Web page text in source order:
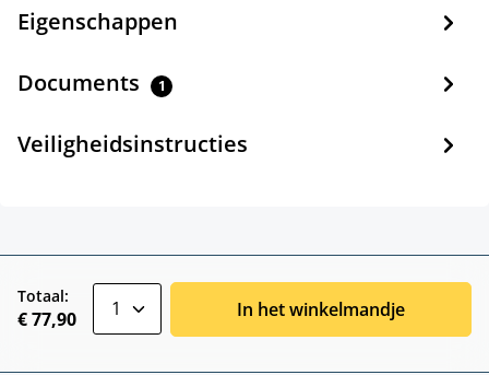
Eigenschappen
Documents 1
Veiligheidsinstructies
Totaal:
€ 77,90 In het winkelmandje